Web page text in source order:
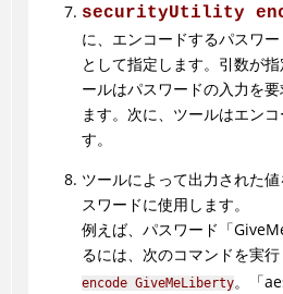
securityUtility
に、エンコードするパスワ
として指定します。引数が
ールはパスワードの入力を
ます。次に、ツールはエン
す。
ツールによって出力された
スワードに使用します。
例えば、パスワード「
るには、次のコマンドを実行
encode GiveMeLiberty。「